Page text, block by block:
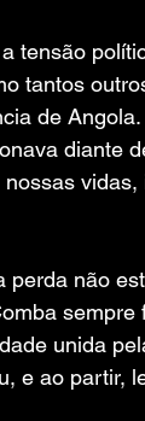
tensão
tantos
de
diante
perda não
unida
e ao partir,